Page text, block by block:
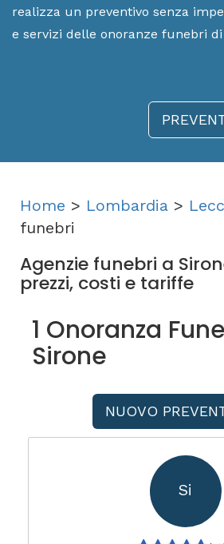
realizza un preventivo senza
e servizi delle onoranze funebri di
Home > Lombardia >
funebri
Agenzie funebri a
prezzi, costi e tariffe
1 Onoranza
Sirone
NUOVO
Si